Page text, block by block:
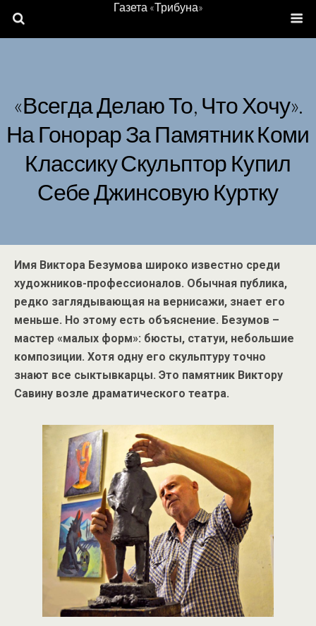
Газета «Трибуна»
«Всегда Делаю То, Что Хочу».
На Гонорар За Памятник Коми
Классику Скульптор Купил
Себе Джинсовую Куртку
Имя Виктора Безумова широко известно среди
художников-профессионалов. Обычная публика,
редко заглядывающая на вернисажи, знает его
меньше. Но этому есть объяснение. Безумов –
мастер «малых форм»: бюсты, статуи, небольшие
композиции. Хотя одну его скульптуру точно
знают все сыктывкарцы. Это памятник Виктору
Савину возле драматического театра.